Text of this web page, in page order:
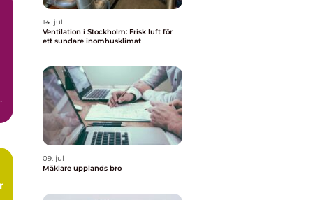
14. jul
Ventilation i Stockholm: Frisk luft för
ett sundare inomhusklimat
09. jul
Mäklare upplands bro